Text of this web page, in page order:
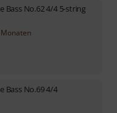
Bass No.62 4/4 5-string
Bass No.69 4/4